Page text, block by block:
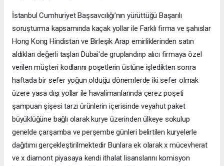
İstanbul Cumhuriyet Başsavcılığı’nın yürüttüğü Başarılı
soruşturma kapsamında kaçak yollar ile Farklı firma ve şahıslar
Hong Kong Hindistan ve Birleşik Arap emirliklerinden satın
aldıkları değerli taşları Dubai'de gruplandırıp alıcı firmaya özel
verilen müşteri kodlarını poşetlerin üstüne işledikten sonra
haftada bir sefer yoğun olduğu dönemlerde iki sefer olmak
üzere yasa dışı yollar ile havalimanlarında çerez poşeti
şampuan şişesi tarzı ürünlerin içerisinde veyahut paket
büyüklüğüne bağlı olarak kurye üzerinden ülkeye sokulup
genelde çarşamba ve perşembe günleri belirtilen kuryelerle
dağıtımı gerçekleştirilmektedir Bunlara ek olarak x mücevherat
ve x diamont piyasaya kendi ithalat lisanslarını komisyon